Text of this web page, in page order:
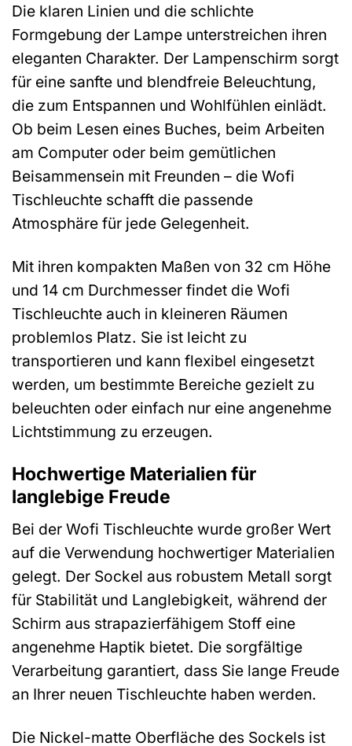
Die klaren Linien und die schlichte
Formgebung der Lampe unterstreichen ihren
eleganten Charakter. Der Lampenschirm sorgt
für eine sanfte und blendfreie Beleuchtung,
die zum Entspannen und Wohlfühlen einlädt.
Ob beim Lesen eines Buches, beim Arbeiten
am Computer oder beim gemütlichen
Beisammensein mit Freunden – die Wofi
Tischleuchte schafft die passende
Atmosphäre für jede Gelegenheit.
Mit ihren kompakten Maßen von 32 cm Höhe
und 14 cm Durchmesser findet die Wofi
Tischleuchte auch in kleineren Räumen
problemlos Platz. Sie ist leicht zu
transportieren und kann flexibel eingesetzt
werden, um bestimmte Bereiche gezielt zu
beleuchten oder einfach nur eine angenehme
Lichtstimmung zu erzeugen.
Hochwertige Materialien für
langlebige Freude
Bei der Wofi Tischleuchte wurde großer Wert
auf die Verwendung hochwertiger Materialien
gelegt. Der Sockel aus robustem Metall sorgt
für Stabilität und Langlebigkeit, während der
Schirm aus strapazierfähigem Stoff eine
angenehme Haptik bietet. Die sorgfältige
Verarbeitung garantiert, dass Sie lange Freude
an Ihrer neuen Tischleuchte haben werden.
Die Nickel-matte Oberfläche des Sockels ist